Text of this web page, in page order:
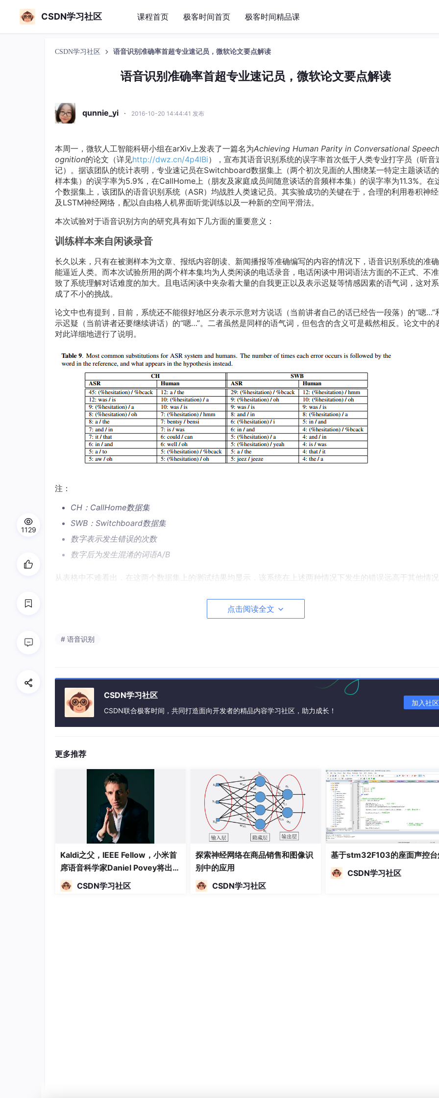
CSDN学习社区 课程首页 极客时间首页 极客时间精品课
CSDN学习社区 语音识别准确率首超专业速记员，微软论文要点解读
语音识别准确率首超专业速记员，微软论文要点解读
qunnie_yi · 2016-10-20 14:44:41 发布
本周一，微软人工智能科研小组在arXiv上发表了一篇名为Achieving Human Parity in Conversational
ognition的论文（详见http://dwz.cn/4p4IBi），宣布其语音识别系统的误字率首次低于人类专业打字员（听音
记）。据该团队的统计表明，专业速记员在Switchboard数据集上（两个初次见面的人围绕某一特定主题谈话
样本集）的误字率为5.9%，在CallHome上（朋友及家庭成员间随意谈话的音频样本集）的误字率为11.3%。在
个数据集上，该团队的语音识别系统（ASR）均战胜人类速记员。其实验成功的关键在于，合理的利用卷积神
及LSTM神经网络，配以自由格人机界面听觉训练以及一种新的空间平滑法。
本次试验对于语音识别方向的研究具有如下几方面的重要意义：
训练样本来自闲谈录音
长久以来，只有在被测样本为文章、报纸内容朗读、新闻播报等准确编写的内容的情况下，语音识别系统的准
能逼近人类。而本次试验所用的两个样本集均为人类闲谈的电话录音，电话闲谈中用词语法方面的不正式、不
致了系统理解对话难度的加大。且电话闲谈中夹杂着大量的自我更正以及表示迟疑等情感因素的语气词，这对
成了不小的挑战。
论文中也有提到，目前，系统还不能很好地区分表示示意对方说话（当前讲者自己的话已经告一段落）的“嗯…”
示迟疑（当前讲者还要继续讲话）的“嗯…”。二者虽然是同样的语气词，但包含的含义可是截然相反。论文中的
对此详细地进行了说明。
注：
CH：CallHome数据集
SWB：Switchboard数据集
数字表示发生错误的次数
数字后为发生混淆的词语A/B
从表格中不难看出，在这两个数据集上的测试结果均显示，该系统在上述两种情况下发生的错误远高于其他情况
人类对于音频识别的误字率曾长期被认为是4%，但该数据较为久远，于1997年提出。（详见
此，微软小组对于人类的误字率进行了重新测量，结果为上文所示的Switchboard（5.9%）及CallHome（11.
首超人类如何实现
本次试验的首创性在于其卷积神经网络层数更多更深，且层与层之间采用了线性回路的连接方式。体系结构方面
系统应用LACE模型提升了整体性能。LACE模型通过迭代的方式逐层扩张有效的滑动窗口大小，且为权重不同的
M-LMs加之域内域外两阶段训练模式。以上因素的结合使该团队的卷积神经网络系统比同行业误字率下降了23%
想要获得更多技术干货？关注CSDN人工智能公众号AI_Thinker
点击阅读全文
# 语音识别
CSDN学习社区
CSDN联合极客时间，共同打造面向开发者的精品内容学习社区，助力成长！
加入社区
更多推荐
Kaldi之父，IEEE Fellow，小米首
席语音科学家Daniel Povey将出席
2024全球机器学习技术大会并发
表演讲！
CSDN学习社区
探索神经网络在商品销售和图像识
别中的应用
CSDN学习社区
基于stm32F103的座面声控台
CSDN学习社区
1129